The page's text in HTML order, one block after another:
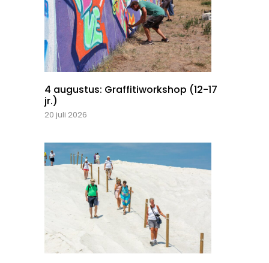
4 augustus: Graffitiworkshop (12-17
jr.)
20 juli 2026